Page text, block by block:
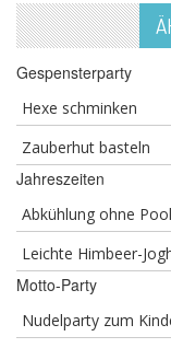
Gespensterparty
Hexe schminken
Zauberhut basteln
Jahreszeiten
Abkühlung ohne Pool
Leichte Himbeer-
Motto-Party
Nudelparty zum